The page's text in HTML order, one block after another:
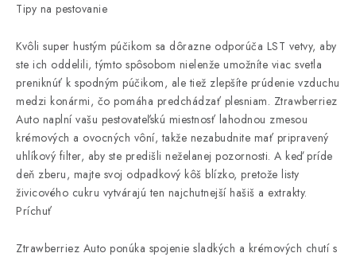
Tipy na pestovanie
Kvôli super hustým púčikom sa dôrazne odporúča LST vetvy, aby
ste ich oddelili, týmto spôsobom nielenže umožníte viac svetla
preniknúť k spodným púčikom, ale tiež zlepšíte prúdenie vzduchu
medzi konármi, čo pomáha predchádzať plesniam. Ztrawberriez
Auto naplní vašu pestovateľskú miestnosť lahodnou zmesou
krémových a ovocných vôní, takže nezabudnite mať pripravený
uhlíkový filter, aby ste predišli neželanej pozornosti. A keď príde
deň zberu, majte svoj odpadkový kôš blízko, pretože listy
živicového cukru vytvárajú ten najchutnejší hašiš a extrakty.
Príchuť
Ztrawberriez Auto ponúka spojenie sladkých a krémových chutí s